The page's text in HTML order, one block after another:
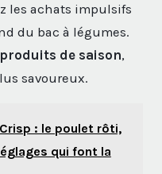
les achats impulsifs
du bac à légumes.
produits de saison,
savoureux.
: le poulet rôti,
qui font la